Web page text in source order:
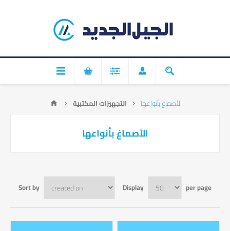
التجهيزات المكتبية الأصماغ بأنواعها
الأصماغ بأنواعها
Sort by Display per page